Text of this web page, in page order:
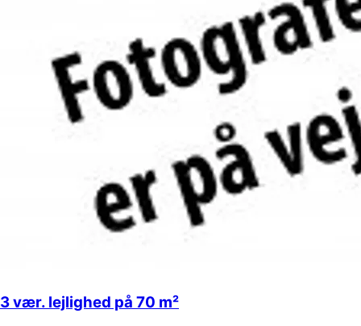
3 vær. lejlighed på 70 m²